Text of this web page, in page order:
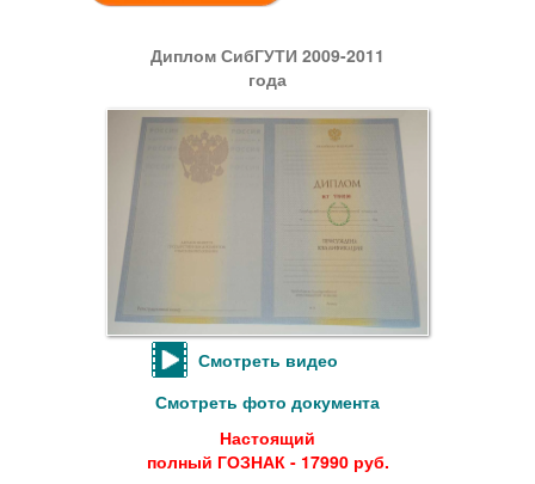
Диплом СибГУТИ 2009-2011
года
Смотреть видео
Смотреть фото документа
Настоящий
полный ГОЗНАК - 17990 руб.